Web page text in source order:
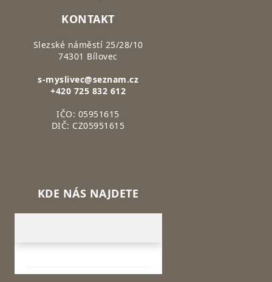
KONTAKT
Slezské náměstí 25/28/10
74301 Bílovec
s-myslivec@seznam.cz
+420 725 832 612
IČO: 05951615
DIČ: CZ05951615
KDE NÁS NAJDETE